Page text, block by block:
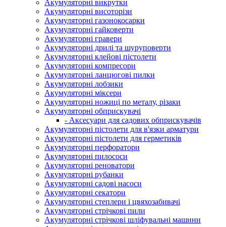
Акумуляторні викрутки
Акумуляторні висоторізи
Акумуляторні газонокосарки
Акумуляторні гайковерти
Акумуляторні гравери
Акумуляторні дрилі та шуруповерти
Акумуляторні клейові пістолети
Акумуляторні компресори
Акумуляторні ланцюгові пилки
Акумуляторні лобзики
Акумуляторні міксери
Акумуляторні ножиці по металу, різаки
Акумуляторні обприскувачі
- Аксесуари для садових обприскувачів
Акумуляторні пістолети для в'язки арматури
Акумуляторні пістолети для герметиків
Акумуляторні перфоратори
Акумуляторні пилососи
Акумуляторні реноватори
Акумуляторні рубанки
Акумуляторні садові насоси
Акумуляторні секатори
Акумуляторні степлери і цвяхозабивачі
Акумуляторні стрічкові пили
Акумуляторні стрічкові шліфувальні машини